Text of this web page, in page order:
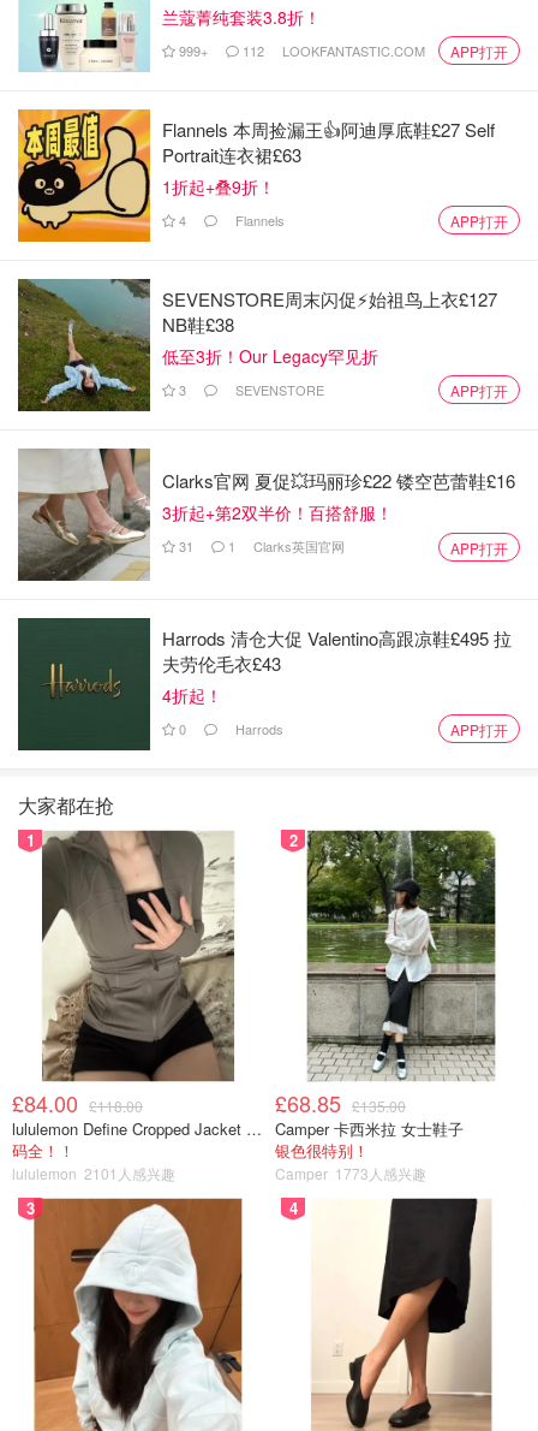
兰蔻菁纯套装3.8折！
999+ 112 LOOKFANTASTIC.COM APP打开
Flannels 本周捡漏王👍阿迪厚底鞋£27 Self
Portrait连衣裙£63
1折起+叠9折！
4 Flannels APP打开
SEVENSTORE周末闪促⚡️始祖鸟上衣£127
NB鞋£38
低至3折！Our Legacy罕见折
3 SEVENSTORE APP打开
Clarks官网 夏促💥玛丽珍£22 镂空芭蕾鞋£16
3折起+第2双半价！百搭舒服！
31 1 Clarks英国官网 APP打开
Harrods 清仓大促 Valentino高跟凉鞋£495 拉
夫劳伦毛衣£43
4折起！
0 Harrods APP打开
大家都在抢
1
£84.00 £118.00
lululemon Define Cropped Jacket Nulu 短款夹克
码全！！
lululemon 2101人感兴趣
2
£68.85 £135.00
Camper 卡西米拉 女士鞋子
银色很特别！
Camper 1773人感兴趣
3 4